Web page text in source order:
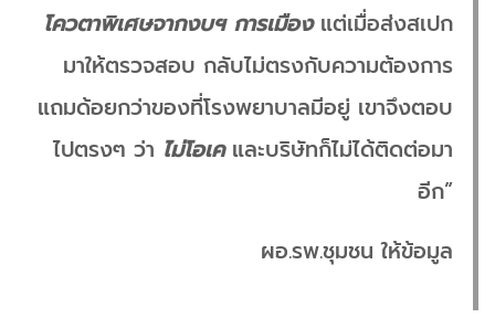
โควตาพิเศษจากงบฯ การเมือง แต่เมื่อส่งสเปก
มาให้ตรวจสอบ กลับไม่ตรงกับความต้องการ
แถมด้อยกว่าของที่โรงพยาบาลมีอยู่ เขาจึงตอบ
ไปตรงๆ ว่า ไม่โอเคและบริษัทก็ไม่ได้ติดต่อมา
อีก”
ผอ.รพ.ชุมชน ให้ข้อมูล